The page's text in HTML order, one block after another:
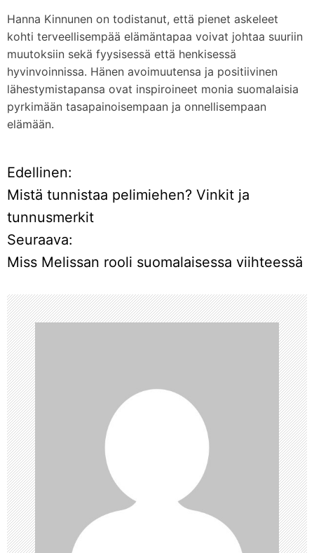
Hanna Kinnunen on todistanut, että pienet askeleet
kohti terveellisempää elämäntapaa voivat johtaa suuriin
muutoksiin sekä fyysisessä että henkisessä
hyvinvoinnissa. Hänen avoimuutensa ja positiivinen
lähestymistapansa ovat inspiroineet monia suomalaisia
pyrkimään tasapainoisempaan ja onnellisempaan
elämään.
A
r
t
k
k
e
l
i
e
n
s
Edellinen:
Mistä tunnistaa pelimiehen? Vinkit ja
tunnusmerkit
Seuraava:
Miss Melissan rooli suomalaisessa viihteessä